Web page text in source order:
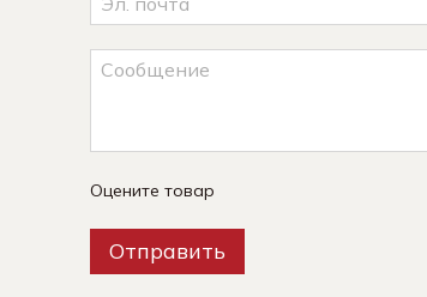
Оцените товар
Отправить